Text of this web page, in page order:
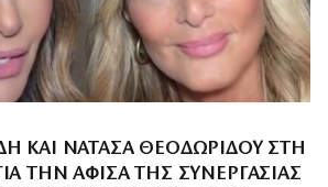
ΚΑΙ ΝΑΤΆΣΑ ΘΕΟΔΩΡΊΔΟΥ ΣΤΗ
ΤΗΝ ΑΦΊΣΑ ΤΗΣ ΣΥΝΕΡΓΑΣΊΑΣ